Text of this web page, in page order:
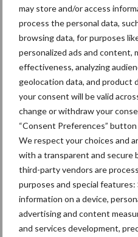
may store and/or access
process the personal data,
browsing data, for purposes
personalized ads and content,
effectiveness, analyzing
geolocation data, and product
your consent will be valid
change or withdraw your
“Consent Preferences”
We respect your choices and
with a transparent and secure
third-party vendors are
purposes and special features:
information on a device,
advertising and content
and services development,
landbouw en bodembehoud.
elimineren van het gebruik van
wordt bodemerosie voorkomen
bewerkingsdiepte en bevordert
vrijgekomen voedingsstoffen
opgenomen gedurende de hele